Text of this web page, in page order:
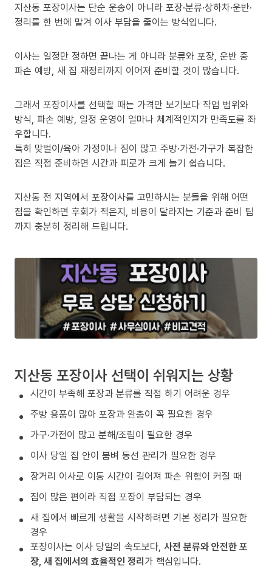
지산동 포장이사는 단순 운송이 아니라 포장·분류·상하차·운반·
정리를 한 번에 맡겨 이사 부담을 줄이는 방식입니다.
이사는 일정만 정하면 끝나는 게 아니라 분류와 포장, 운반 중
파손 예방, 새 집 재정리까지 이어져 준비할 것이 많습니다.
그래서 포장이사를 선택할 때는 가격만 보기보다 작업 범위와
방식, 파손 예방, 일정 운영이 얼마나 체계적인지가 만족도를 좌
우합니다.
특히 맞벌이/육아 가정이나 짐이 많고 주방·가전·가구가 복잡한
집은 직접 준비하면 시간과 피로가 크게 늘기 쉽습니다.
지산동 전 지역에서 포장이사를 고민하시는 분들을 위해 어떤
점을 확인하면 후회가 적은지, 비용이 달라지는 기준과 준비 팁
까지 충분히 정리해 드립니다.
지산동 포장이사 선택이 쉬워지는 상황
시간이 부족해 포장과 분류를 직접 하기 어려운 경우
주방 용품이 많아 포장과 완충이 꼭 필요한 경우
가구·가전이 많고 분해/조립이 필요한 경우
이사 당일 집 안이 붐벼 동선 관리가 필요한 경우
장거리 이사로 이동 시간이 길어져 파손 위험이 커질 때
짐이 많은 편이라 직접 포장이 부담되는 경우
새 집에서 빠르게 생활을 시작하려면 기본 정리가 필요한
경우
포장이사는 이사 당일의 속도보다, 사전 분류와 안전한 포
장, 새 집에서의 효율적인 정리가 핵심입니다.